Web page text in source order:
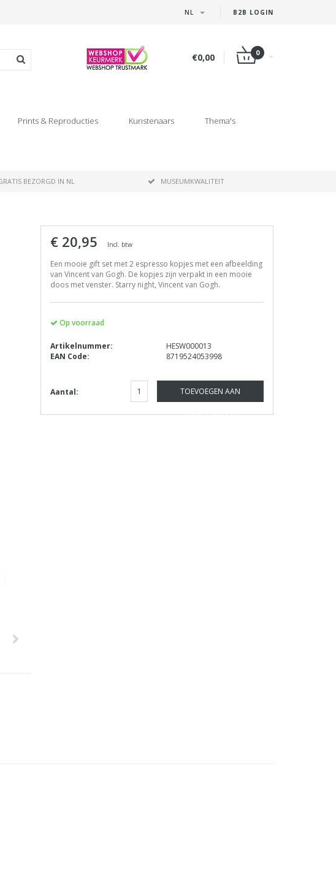
B2B LOGIN
NL
€0,00 0
Prints & Reproducties Kunstenaars Thema's
BEZORGD IN NL MUSEUMKWALITEIT
€ 20,95 Incl. btw
Een mooie gift set met 2 espresso kopjes met een afbeelding
van Vincent van Gogh. De kopjes zijn verpakt in een mooie
doos met venster. Starry night, Vincent van Gogh.
Op voorraad
Artikelnummer:
HESW000013
EAN Code:
8719524053998
Aantal: TOEVOEGEN AAN
WINKELWAGEN